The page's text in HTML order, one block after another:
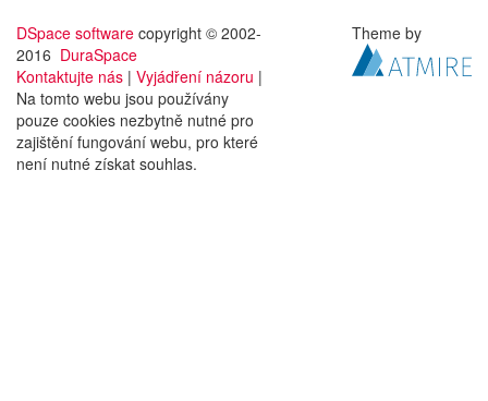
DSpace software copyright © 2002-
2016 DuraSpace
Kontaktujte nás | Vyjádření názoru |
Na tomto webu jsou používány
pouze cookies nezbytně nutné pro
zajištění fungování webu, pro které
není nutné získat souhlas.
Theme by